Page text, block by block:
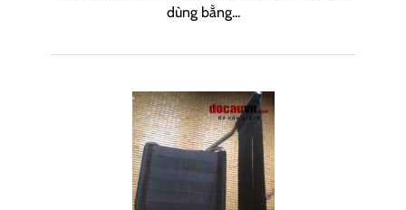
dùng bằng...